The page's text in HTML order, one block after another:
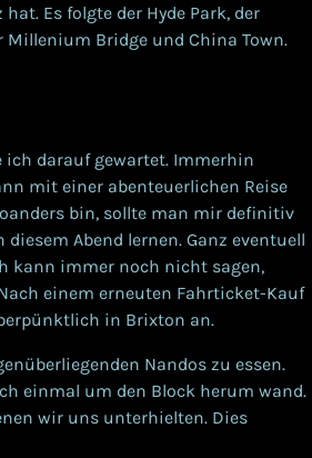
Es folgte der Hyde Park, der
Millenium Bridge und China Town.
ich darauf gewartet. Immerhin
mit einer abenteuerlichen Reise
bin, sollte man mir definitiv
Abend lernen. Ganz eventuell
kann immer noch nicht sagen,
einem erneuten Fahrticket-Kauf
in Brixton an.
Nandos zu essen.
einmal um den Block herum wand.
wir uns unterhielten. Dies